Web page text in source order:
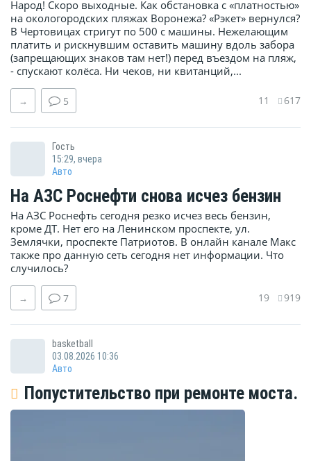
Народ! Скоро выходные. Как обстановка с «платностью»
на окологородских пляжах Воронежа? «Рэкет» вернулся?
В Чертовицах стригут по 500 с машины. Нежелающим
платить и рискнувшим оставить машину вдоль забора
(запрещающих знаков там нет!) перед въездом на пляж,
- спускают колёса. Ни чеков, ни квитанций,...
→ 5 11 617
Гость
15:29, вчера
Авто
На АЗС Роснефти снова исчез бензин
На АЗС Роснефть сегодня резко исчез весь бензин,
кроме ДТ. Нет его на Ленинском проспекте, ул.
Землячки, проспекте Патриотов. В онлайн канале Макс
также про данную сеть сегодня нет информации. Что
случилось?
→ 7 19 919
basketball
03.08.2026 10:36
Авто
Попустительство при ремонте моста.